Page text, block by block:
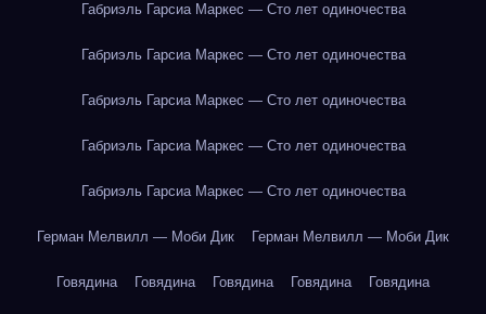
Габриэль Гарсиа Маркес — Сто лет одиночества
Габриэль Гарсиа Маркес — Сто лет одиночества
Габриэль Гарсиа Маркес — Сто лет одиночества
Габриэль Гарсиа Маркес — Сто лет одиночества
Габриэль Гарсиа Маркес — Сто лет одиночества
Герман Мелвилл — Моби Дик Герман Мелвилл — Моби Дик
Говядина Говядина Говядина Говядина Говядина